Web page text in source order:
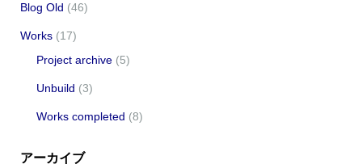
Blog Old (46)
Works (17)
Project archive (5)
Unbuild (3)
Works completed (8)
アーカイブ